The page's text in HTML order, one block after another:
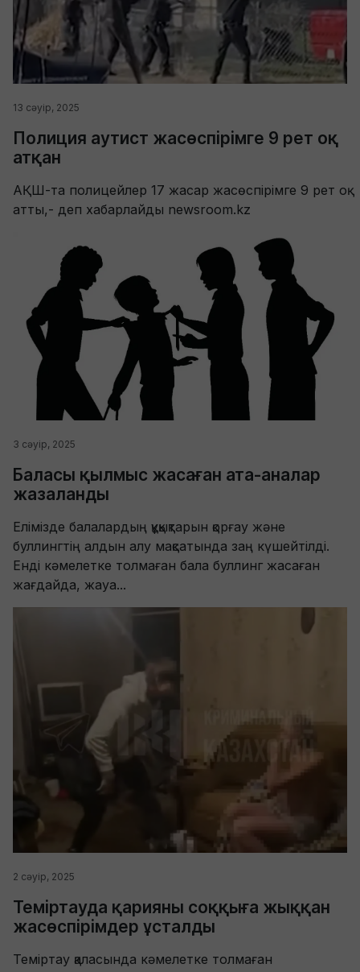
13 сәуір, 2025
Полиция аутист жасөспірімге 9 рет оқ
атқан
АҚШ-та полицейлер 17 жасар жасөспірімге 9 рет оқ
атты,- деп хабарлайды newsroom.kz
3 сәуір, 2025
Баласы қылмыс жасаған ата-аналар
жазаланды
Елімізде балалардың құқықтарын қорғау және
буллингтің алдын алу мақсатында заң күшейтілді.
Енді кәмелетке толмаған бала буллинг жасаған
жағдайда, жауа...
2 сәуір, 2025
Теміртауда қарияны соққыға жыққан
жасөспірімдер ұсталды
Теміртау қаласында кәмелетке толмаған